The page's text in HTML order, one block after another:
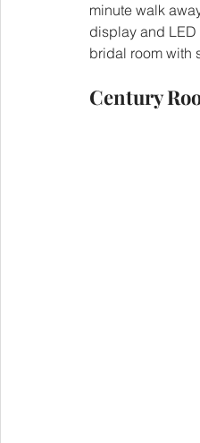
minute walk
display and
bridal room with
Century